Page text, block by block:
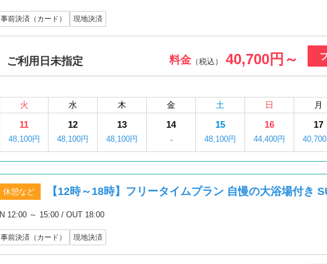
事前決済（カード） 現地決済
ご利用日未指定 料金（税込） 40,700円～
火 水 木 金 土 日 月
11
48,100円
12
48,100円
13
48,100円
14
-
15
48,100円
16
44,400円
17
40,700
休憩など 【12時～18時】フリータイムプラン 自慢の大浴場付き
IN 12:00 ～ 15:00 / OUT 18:00
事前決済（カード） 現地決済